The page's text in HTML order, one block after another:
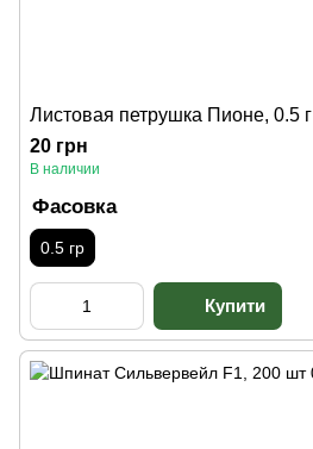
Листовая петрушка Пионе, 0.5 г
20 грн
В наличии
Фасовка
0.5 гр